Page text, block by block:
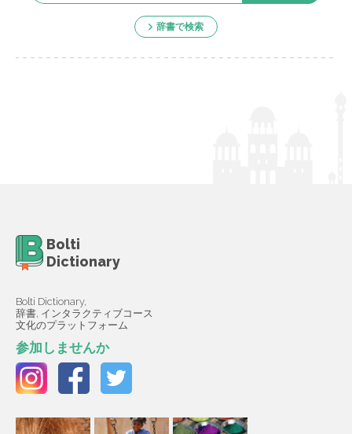
辞書で検索
Bolti
Dictionary
Bolti Dictionary,
辞書, インタラクティブコース
文化のプラットフォーム
参加しませんか